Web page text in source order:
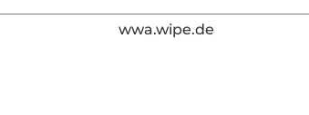
wwa.wipe.de